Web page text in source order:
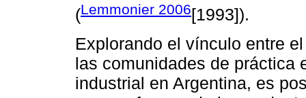
(Lemmonier 2006[1993]).
Explorando el vínculo entre
las comunidades de práctica
industrial en Argentina, es